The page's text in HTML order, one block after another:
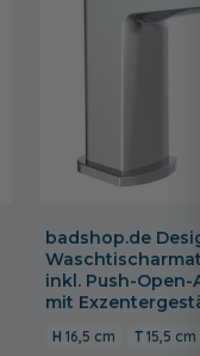
badshop.de
inkl. Push-
mit
16,5 cm 15,5 cm